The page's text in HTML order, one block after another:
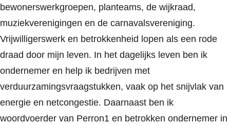
bewonerswerkgroepen, planteams, de wijkraad,
muziekverenigingen en de carnavalsvereniging.
Vrijwilligerswerk en betrokkenheid lopen als een rode
draad door mijn leven. In het dagelijks leven ben ik
ondernemer en help ik bedrijven met
verduurzamingsvraagstukken, vaak op het snijvlak van
energie en netcongestie. Daarnaast ben ik
woordvoerder van Perron1 en betrokken ondernemer in